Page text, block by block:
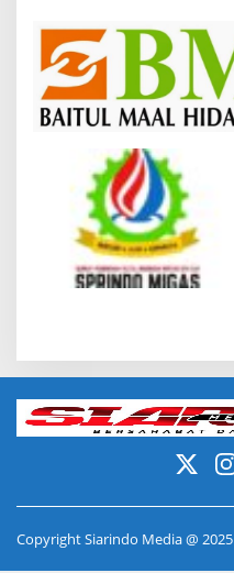
Copyright Siarindo Media @ 2025